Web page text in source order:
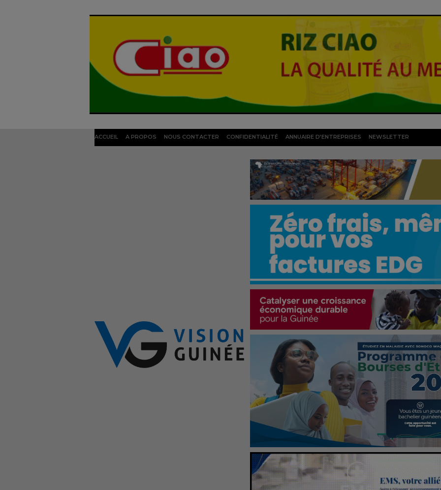
ACCUEIL A PROPOS NOUS CONTACTER CONFIDENTIALITÉ ANNUAIRE D’ENTREPRISES NEWSLETTER